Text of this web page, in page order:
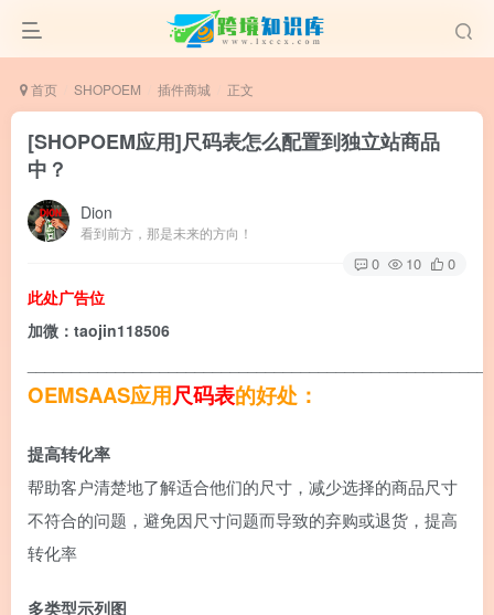
首页 SHOPOEM 插件商城 正文
[SHOPOEM应用]尺码表怎么配置到独立站商品
中？
Dion
看到前方，那是未来的方向！
0 10 0
此处广告位
加微：taojin118506
OEMSAAS应用尺码表的好处：
提高转化率
帮助客户清楚地了解适合他们的尺寸，减少选择的商品尺寸
不符合的问题，避免因尺寸问题而导致的弃购或退货，提高
转化率
多类型示列图